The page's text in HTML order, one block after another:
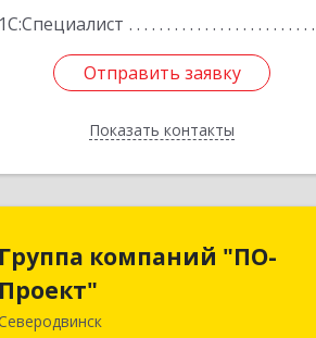
Отправить заявку
Показать контакты
Отправить заявку
Назад
компаний "ПО-
Группа компаний "ПО-
Проект"
164500, Архангельская обл,